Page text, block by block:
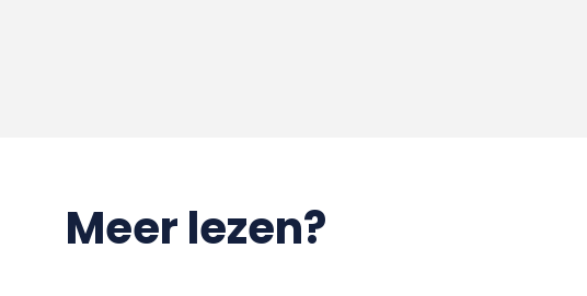
Meer lezen?